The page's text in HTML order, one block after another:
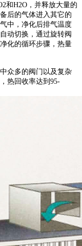
和H2O，并释放大量的
后的气体进入其它的
中，净化后排气温度
动切换，通过旋转阀
化的循环步骤，热量
众多的阀门以及复杂
热回收率达到95-